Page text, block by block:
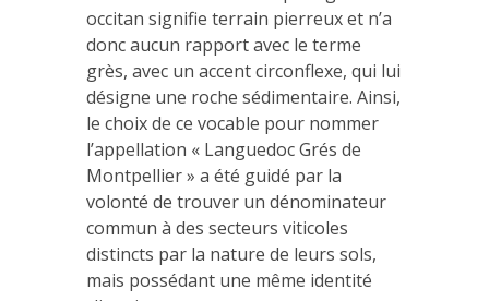
occitan signifie terrain pierreux et n’a
donc aucun rapport avec le terme
grès, avec un accent circonflexe, qui lui
désigne une roche sédimentaire. Ainsi,
le choix de ce vocable pour nommer
l’appellation « Languedoc Grés de
Montpellier » a été guidé par la
volonté de trouver un dénominateur
commun à des secteurs viticoles
distincts par la nature de leurs sols,
mais possédant une même identité